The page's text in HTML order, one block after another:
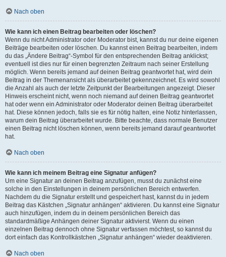
Nach oben
Wie kann ich einen Beitrag bearbeiten oder löschen?
Wenn du nicht Administrator oder Moderator bist, kannst du nur deine eigenen
Beiträge bearbeiten oder löschen. Du kannst einen Beitrag bearbeiten, indem
du das „Ändere Beitrag“-Symbol für den entsprechenden Beitrag anklickst;
eventuell ist dies nur für einen begrenzten Zeitraum nach seiner Erstellung
möglich. Wenn bereits jemand auf deinen Beitrag geantwortet hat, wird dein
Beitrag in der Themenansicht als überarbeitet gekennzeichnet. Es wird sowohl
die Anzahl als auch der letzte Zeitpunkt der Bearbeitungen angezeigt. Dieser
Hinweis erscheint nicht, wenn noch niemand auf deinen Beitrag geantwortet
hat oder wenn ein Administrator oder Moderator deinen Beitrag überarbeitet
hat. Diese können jedoch, falls sie es für nötig halten, eine Notiz hinterlassen,
warum dein Beitrag überarbeitet wurde. Bitte beachte, dass normale Benutzer
einen Beitrag nicht löschen können, wenn bereits jemand darauf geantwortet
hat.
Nach oben
Wie kann ich meinem Beitrag eine Signatur anfügen?
Um eine Signatur an deinen Beitrag anzufügen, musst du zunächst eine
solche in den Einstellungen in deinem persönlichen Bereich entwerfen.
Nachdem du die Signatur erstellt und gespeichert hast, kannst du in jedem
Beitrag das Kästchen „Signatur anhängen“ aktivieren. Du kannst eine Signatur
auch hinzufügen, indem du in deinem persönlichen Bereich das
standardmäßige Anhängen deiner Signatur aktivierst. Wenn du einen
einzelnen Beitrag dennoch ohne Signatur verfassen möchtest, so kannst du
dort einfach das Kontrollkästchen „Signatur anhängen“ wieder deaktivieren.
Nach oben